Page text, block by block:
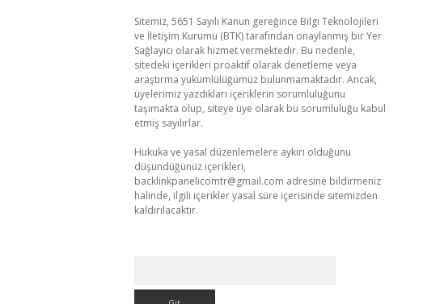
Sitemiz, 5651 Sayılı Kanun gereğince Bilgi Teknolojileri
ve İletişim Kurumu (BTK) tarafından onaylanmış bir Yer
Sağlayıcı olarak hizmet vermektedir. Bu nedenle,
sitedeki içerikleri proaktif olarak denetleme veya
araştırma yükümlülüğümüz bulunmamaktadır. Ancak,
üyelerimiz yazdıkları içeriklerin sorumluluğunu
taşımakta olup, siteye üye olarak bu sorumluluğu kabul
etmiş sayılırlar.
Hukuka ve yasal düzenlemelere aykırı olduğunu
düşündüğünüz içerikleri,
backlinkpanelicomtr@gmail.com adresine bildirmeniz
halinde, ilgili içerikler yasal süre içerisinde sitemizden
kaldırılacaktır.